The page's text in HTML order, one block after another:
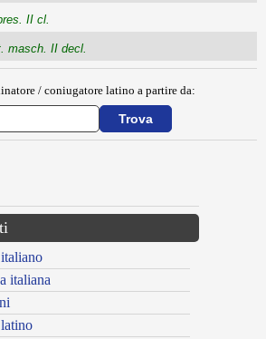
II cl.
masch. II decl.
/ coniugatore latino a partire da:
italiana